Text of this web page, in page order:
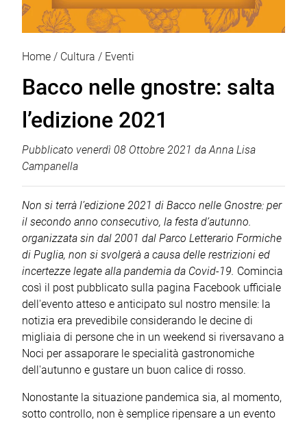
Home Cultura Eventi
Bacco nelle gnostre: salta
l’edizione 2021
Pubblicato venerdì 08 Ottobre 2021 daAnna Lisa
Campanella
Non si terrà l’edizione 2021 di Bacco nelle Gnostre: per
il secondo anno consecutivo, la festa d’autunno.
organizzata sin dal 2001 dal Parco Letterario Formiche
di Puglia, non si svolgerà a causa delle restrizioni ed
incertezze legate alla pandemia da Covid-19. Comincia
così il post pubblicato sulla pagina Facebook ufficiale
dell'evento atteso e anticipato sul nostro mensile: la
notizia era prevedibile considerando le decine di
migliaia di persone che in un weekend si riversavano a
Noci per assaporare le specialità gastronomiche
dell'autunno e gustare un buon calice di rosso.
Nonostante la situazione pandemica sia, al momento,
sotto controllo, non è semplice ripensare a un evento